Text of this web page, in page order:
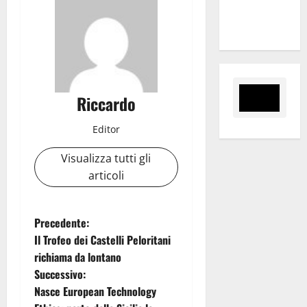
Riccardo
Editor
Visualizza tutti gli
articoli
N
a
v
Precedente:
Il Trofeo dei Castelli Peloritani
richiama da lontano
Successivo:
Nasce European Technology